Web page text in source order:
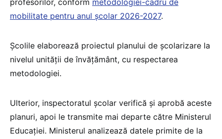
profesorilor, conform metodologiei-cadru de
mobilitate pentru anul școlar 2026-2027.
Școlile elaborează proiectul planului de școlarizare la
nivelul unității de învățământ, cu respectarea
metodologiei.
Ulterior, inspectoratul școlar verifică și aprobă aceste
planuri, apoi le transmite mai departe către Ministerul
Educației. Ministerul analizează datele primite de la